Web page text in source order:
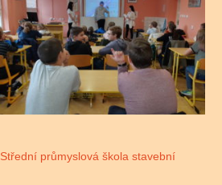
Střední průmyslová škola stavební